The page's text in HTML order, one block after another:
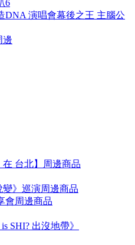
6
DNA 演唱會幕後之王 主腦公
邊
在 台北】周邊商品
變》巡演周邊商品
會周邊商品
SHI? 出沒地帶》